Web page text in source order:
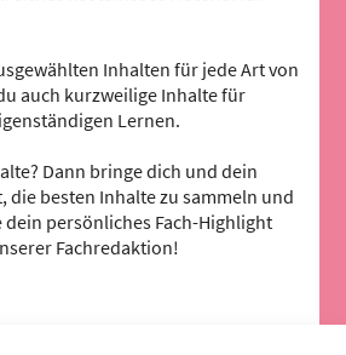
Inhalten für jede Art von
auch kurzweilige Inhalte für
Lernen.
Dann bringe dich und dein
die besten Inhalte zu sammeln und
persönliches Fach-Highlight
Fachredaktion!